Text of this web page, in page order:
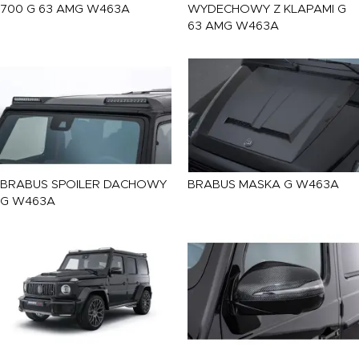
700 G 63 AMG W463A
WYDECHOWY Z KLAPAMI G
63 AMG W463A
BRABUS SPOILER DACHOWY
G W463A
BRABUS MASKA G W463A